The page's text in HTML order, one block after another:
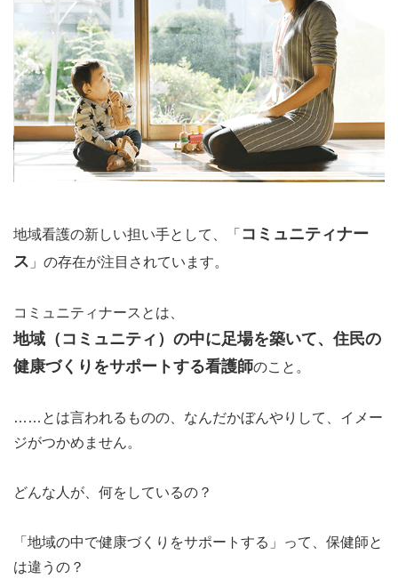
地域看護の新しい担い手として、「 コミュニティナー
ス 」の存在が注目されています。
コミュニティナースとは、
地域（コミュニティ）の中に足場を築いて、住民の
健康づくりをサポートする看護師のこと。
……とは言われるものの、なんだかぼんやりして、イメー
ジがつかめません。
どんな人が、何をしているの？
「地域の中で健康づくりをサポートする」って、保健師と
は違うの？